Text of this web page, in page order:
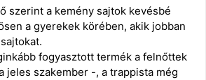
szerint a kemény sajtok kevésbé
a gyerekek körében, akik jobban
fogyasztott termék a felnőttek
jeles szakember -, a trappista még